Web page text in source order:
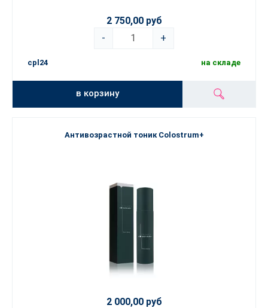
2 750,00 руб
-
+
cpl24 на складе
в корзину
Антивозрастной тоник Colostrum+
2 000,00 руб